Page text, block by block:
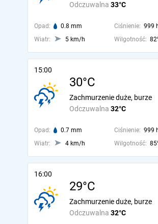
Odczuwalna 33°C
Opad: 0.8 mm Ciśnienie: 999
Wiatr:
5 km/h Wilgotność:
15:00
30°C
Odczuwalna 32°C
Zachmurzenie duże, burze
Opad: 0.7 mm Ciśnienie: 999
Wiatr:
4 km/h Wilgotność:
16:00
29°C
Odczuwalna 32°C
Zachmurzenie duże, burze